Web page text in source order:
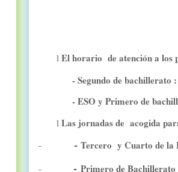
l El horario de atención a los
- Segundo de bachillerato :
- ESO y Primero de
l Las jornadas de acogida
- - Tercero y Cuarto de la
- - Primero de